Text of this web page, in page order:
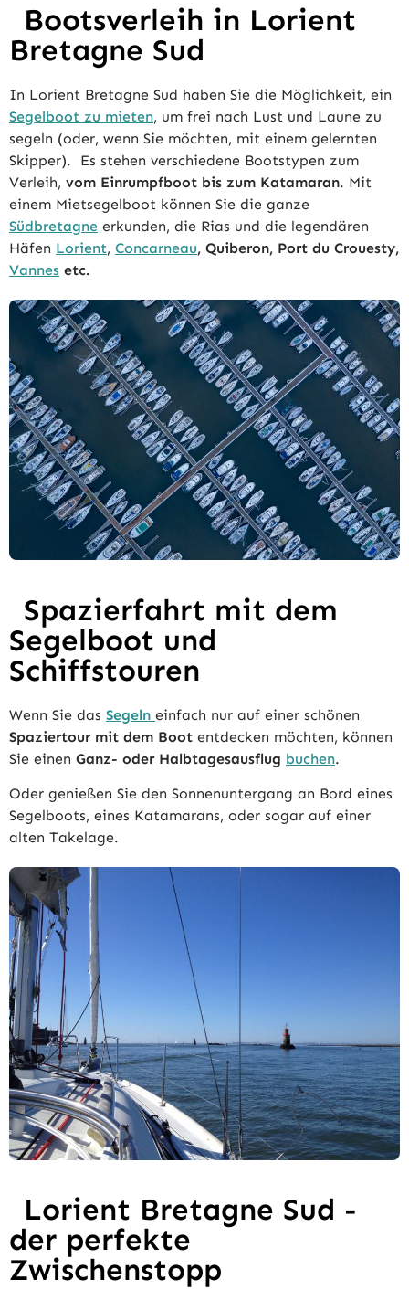
Bootsverleih in Lorient
Bretagne Sud
In Lorient Bretagne Sud haben Sie die Möglichkeit, ein
Segelboot zu mieten, um frei nach Lust und Laune zu
segeln (oder, wenn Sie möchten, mit einem gelernten
Skipper). Es stehen verschiedene Bootstypen zum
Verleih, vom Einrumpfboot bis zum Katamaran. Mit
einem Mietsegelboot können Sie die ganze
Südbretagne erkunden, die Rias und die legendären
Häfen Lorient, Concarneau, Quiberon, Port du Crouesty,
Vannes etc.
Spazierfahrt mit dem
Segelboot und
Schiffstouren
Wenn Sie das Segeln einfach nur auf einer schönen
Spaziertour mit dem Boot entdecken möchten, können
Sie einen Ganz- oder Halbtagesausflug buchen.
Oder genießen Sie den Sonnenuntergang an Bord eines
Segelboots, eines Katamarans, oder sogar auf einer
alten Takelage.
Lorient Bretagne Sud -
der perfekte
Zwischenstopp